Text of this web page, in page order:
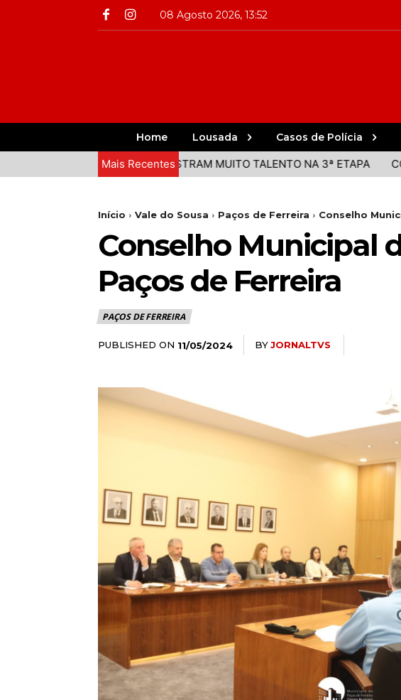
08 Agosto 2026, 13:52
Home Lousada Casos de Polícia
Mais Recentes
VALE DO SOUSA DEMONSTRAM MUITO TALENTO NA 3ª ETAPA
Início Vale do Sousa Paços de Ferreira Conselho
Conselho Municipal
Paços de Ferreira
PAÇOS DE FERREIRA
PUBLISHED ON 11/05/2024 BYJORNALTVS